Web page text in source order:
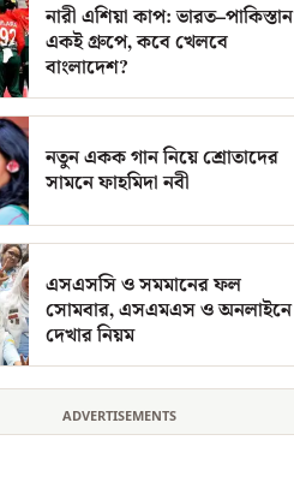
নারী এশিয়া কাপ: ভারত–পাকিস্তান
একই গ্রুপে, কবে খেলবে
বাংলাদেশ?
নতুন একক গান নিয়ে শ্রোতাদের
সামনে ফাহমিদা নবী
এসএসসি ও সমমানের ফল
সোমবার, এসএমএস ও অনলাইনে
দেখার নিয়ম
ADVERTISEMENTS